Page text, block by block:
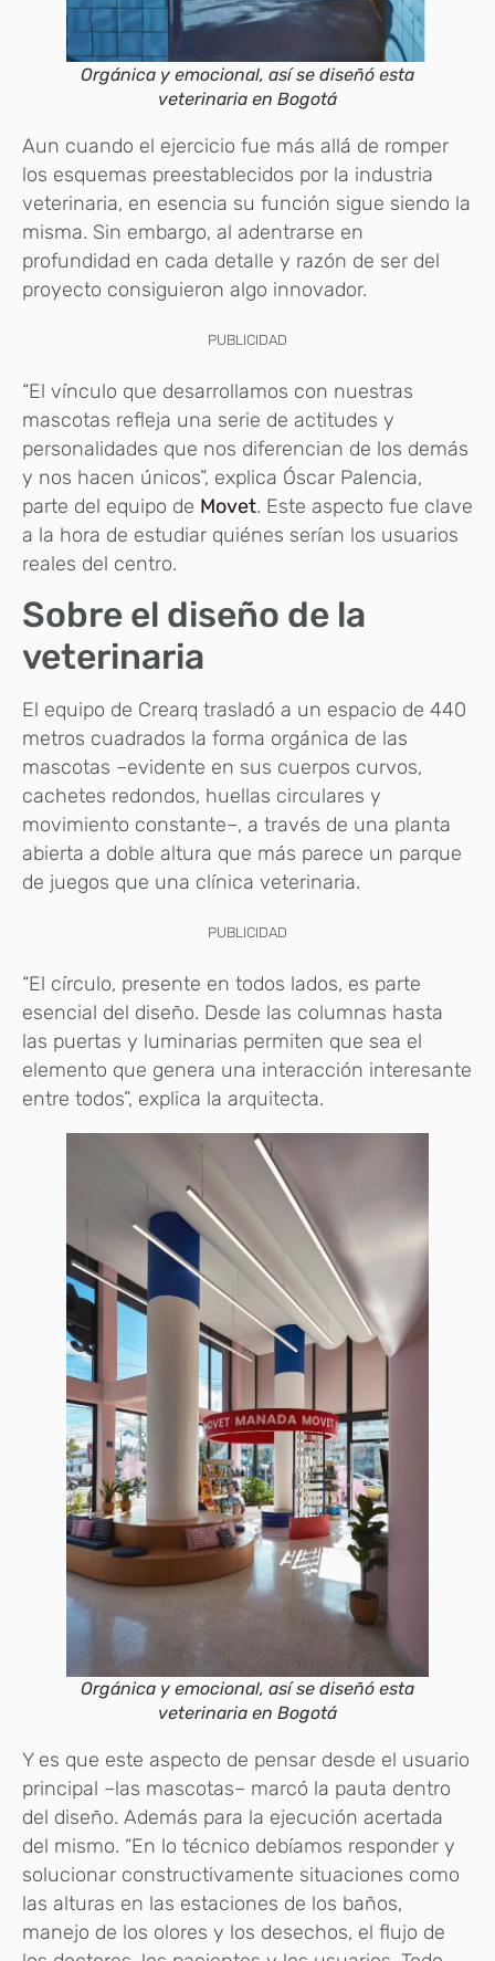
Orgánica y emocional, así se diseñó esta
veterinaria en Bogotá
Aun cuando el ejercicio fue más allá de romper
los esquemas preestablecidos por la industria
veterinaria, en esencia su función sigue siendo la
misma. Sin embargo, al adentrarse en
profundidad en cada detalle y razón de ser del
proyecto consiguieron algo innovador.
PUBLICIDAD
“El vínculo que desarrollamos con nuestras
mascotas refleja una serie de actitudes y
personalidades que nos diferencian de los demás
y nos hacen únicos”, explica Óscar Palencia,
parte del equipo de Movet. Este aspecto fue clave
a la hora de estudiar quiénes serían los usuarios
reales del centro.
Sobre el diseño de la
veterinaria
El equipo de Crearq trasladó a un espacio de 440
metros cuadrados la forma orgánica de las
mascotas –evidente en sus cuerpos curvos,
cachetes redondos, huellas circulares y
movimiento constante–, a través de una planta
abierta a doble altura que más parece un parque
de juegos que una clínica veterinaria.
PUBLICIDAD
“El círculo, presente en todos lados, es parte
esencial del diseño. Desde las columnas hasta
las puertas y luminarias permiten que sea el
elemento que genera una interacción interesante
entre todos”, explica la arquitecta.
Orgánica y emocional, así se diseñó esta
veterinaria en Bogotá
Y es que este aspecto de pensar desde el usuario
principal –las mascotas– marcó la pauta dentro
del diseño. Además para la ejecución acertada
del mismo. “En lo técnico debíamos responder y
solucionar constructivamente situaciones como
las alturas en las estaciones de los baños,
manejo de los olores y los desechos, el flujo de